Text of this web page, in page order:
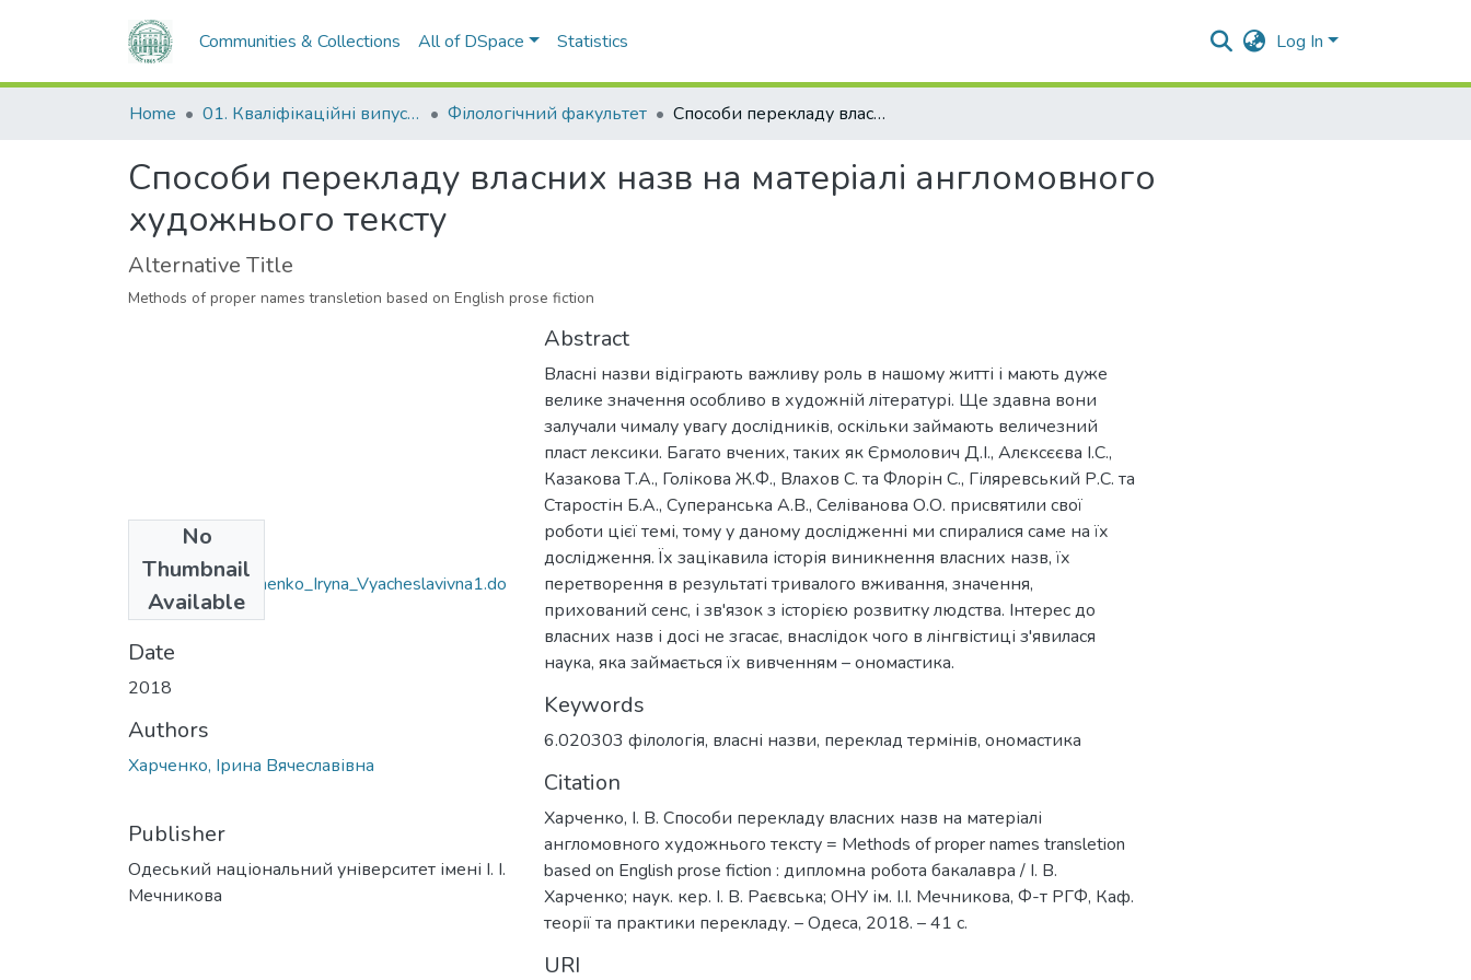
Communities & Collections All of DSpace Statistics Log In
Home 01. Кваліфікаційні випускні роботи здобувачів вищої освіти Філологічний факультет Способи перекладу власних назв на матеріалі англомовного художнього тексту
Способи перекладу власних назв на матеріалі англомовного
художнього тексту
Alternative Title
Methods of proper names transletion based on English prose fiction
No
Thumbnail
Available
6.020303_Kharchenko_Iryna_Vyacheslavivna1.do
(94.5 KB)
Date
2018
Authors
Харченко, Ірина Вячеславівна
Publisher
Одеський національний університет імені І. І.
Мечникова
Abstract
Власні назви відіграють важливу роль в нашому житті і мають дуже
велике значення особливо в художній літературі. Ще здавна вони
залучали чималу увагу дослідників, оскільки займають величезний
пласт лексики. Багато вчених, таких як Єрмолович Д.І., Алєксєєва І.С.,
Казакова Т.А., Голікова Ж.Ф., Влахов С. та Флорін С., Гіляревський Р.С. та
Старостін Б.А., Суперанська А.В., Селіванова О.О. присвятили свої
роботи цієї темі, тому у даному дослідженні ми спиралися саме на їх
дослідження. Їх зацікавила історія виникнення власних назв, їх
перетворення в результаті тривалого вживання, значення,
прихований сенс, і зв'язок з історією розвитку людства. Інтерес до
власних назв і досі не згасає, внаслідок чого в лінгвістиці з'явилася
наука, яка займається їх вивченням – ономастика.
Keywords
6.020303 філологія, власні назви, переклад термінів, ономастика
Citation
Харченко, І. В. Способи перекладу власних назв на матеріалі
англомовного художнього тексту = Methods of proper names transletion
based on English prose fiction : дипломна робота бакалавра / І. В.
Харченко; наук. кер. І. В. Раєвська; ОНУ ім. І.І. Мечникова, Ф-т РГФ, Каф.
теорії та практики перекладу. – Одеса, 2018. – 41 с.
URI